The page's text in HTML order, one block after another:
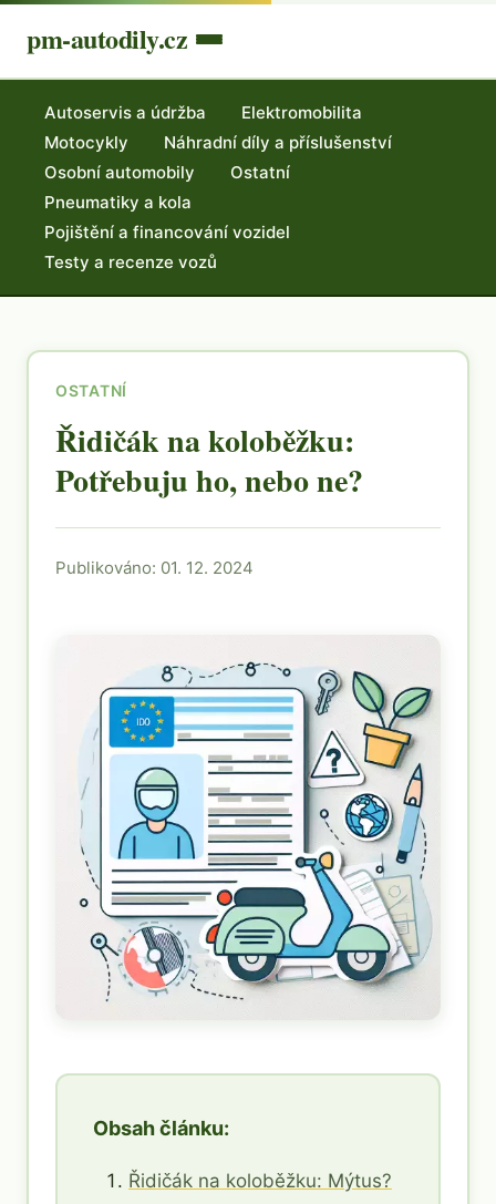
pm-autodily.cz
Autoservis a údržba
Elektromobilita
Motocykly
Náhradní díly a příslušenství
Osobní automobily
Ostatní
Pneumatiky a kola
Pojištění a financování vozidel
Testy a recenze vozů
OSTATNÍ
Řidičák na koloběžku:
Potřebuju ho, nebo ne?
Publikováno: 01. 12. 2024
Obsah článku:
Řidičák na koloběžku: Mýtus?